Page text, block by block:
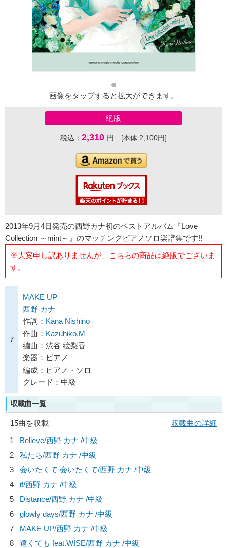
画像をタップすると拡大ができます。
絶版
税込： 2,310 円 [本体 2,100円]
2013年9月4日発売の西野カナ初のベストアルバム『Love
Collection ～mint～』のマッチングピアノソロ楽譜集です!!
※大変申し訳ありませんが、こちらの商品は絶版でございま
す。
7
MAKE UP
西野 カナ
作詞： Kana Nishino
作曲： Kazuhiko.M
編曲：渋谷 絵梨香
楽器：ピアノ
編成：ピアノ・ソロ
グレード：中級
収載曲一覧
15曲を収載
収載曲の詳細
1
Believe/西野 カナ /中級
2
私たち/西野 カナ /中級
3
会いたくて 会いたくて/西野 カナ /中級
4
if/西野 カナ /中級
5
Distance/西野 カナ /中級
6
glowly days/西野 カナ /中級
7
MAKE UP/西野 カナ /中級
8
遠くても feat.WISE/西野 カナ /中級